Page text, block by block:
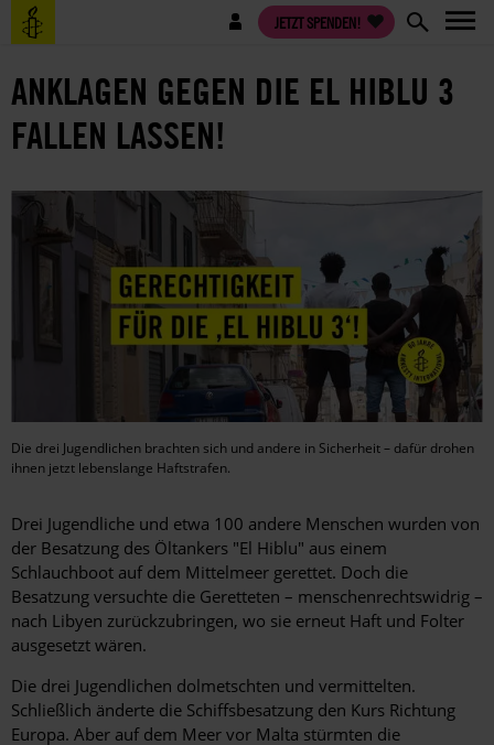
Direkt
zum
Benutzermenü JETZT SPENDEN!
ANKLAGEN GEGEN DIE EL HIBLU 3
FALLEN LASSEN!
Die drei Jugendlichen brachten sich und andere in Sicherheit – dafür drohen
ihnen jetzt lebenslange Haftstrafen.
Drei Jugendliche und etwa 100 andere Menschen wurden von
der Besatzung des Öltankers "El Hiblu" aus einem
Schlauchboot auf dem Mittelmeer gerettet. Doch die
Besatzung versuchte die Geretteten – menschenrechtswidrig –
nach Libyen zurückzubringen, wo sie erneut Haft und Folter
ausgesetzt wären.
Die drei Jugendlichen dolmetschten und vermittelten.
Schließlich änderte die Schiffsbesatzung den Kurs Richtung
Europa. Aber auf dem Meer vor Malta stürmten die